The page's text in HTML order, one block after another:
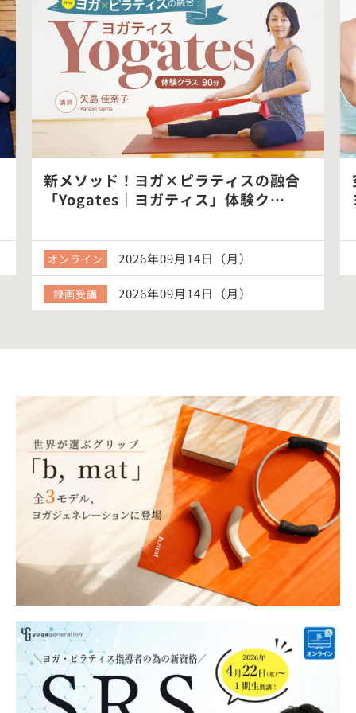
新メソッド！ヨガ×ピラティスの融合
「Yogates｜ヨガティス」体験ク…
オンライン 2026年09月14日（月）
録画受講 2026年09月14日（月）